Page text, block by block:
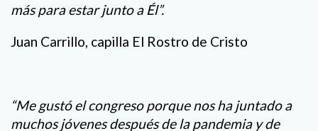
más para estar junto a Él”.
Juan Carrillo, capilla El Rostro de Cristo
“Me gustó el congreso porque nos ha juntado a
muchos jóvenes después de la pandemia y de